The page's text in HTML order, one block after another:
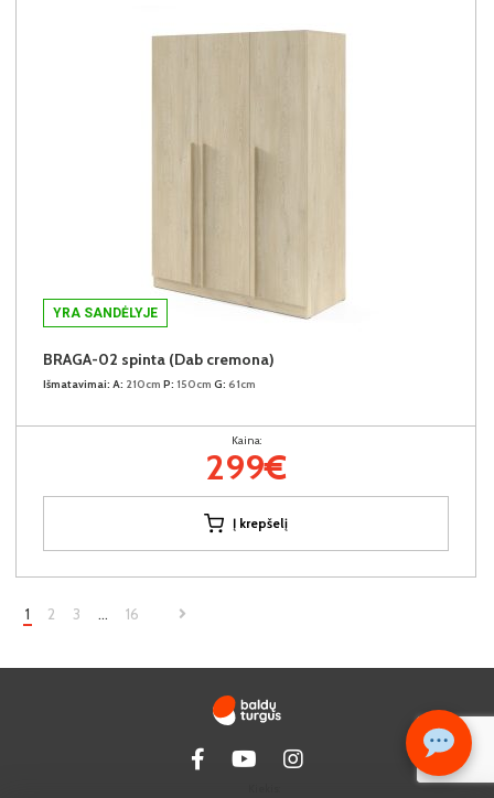
YRA SANDĖLYJE
BRAGA-02 spinta (Dab cremona)
Išmatavimai: A: 210cm P: 150cm G: 61cm
Kaina:
299€
Į krepšelį
1 2 3 … 16